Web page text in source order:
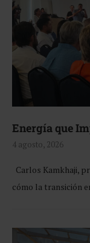
Energía que
4 agosto, 2026
Carlos Kamkhaji,
cómo la transición